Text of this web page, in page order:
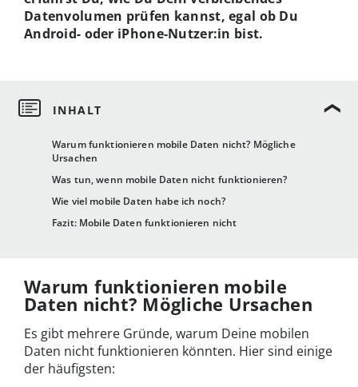
Warum funktionieren mobile Daten nicht? Mögliche
Ursachen
Was tun, wenn mobile Daten nicht funktionieren?
Wie viel mobile Daten habe ich noch?
Fazit: Mobile Daten funktionieren nicht
Datenvolumen prüfen kannst, egal ob Du
Android- oder iPhone-Nutzer:in bist.
Warum funktionieren mobile
Daten nicht? Mögliche Ursachen
Es gibt mehrere Gründe, warum Deine mobilen
Daten nicht funktionieren könnten. Hier sind einige
der häufigsten: